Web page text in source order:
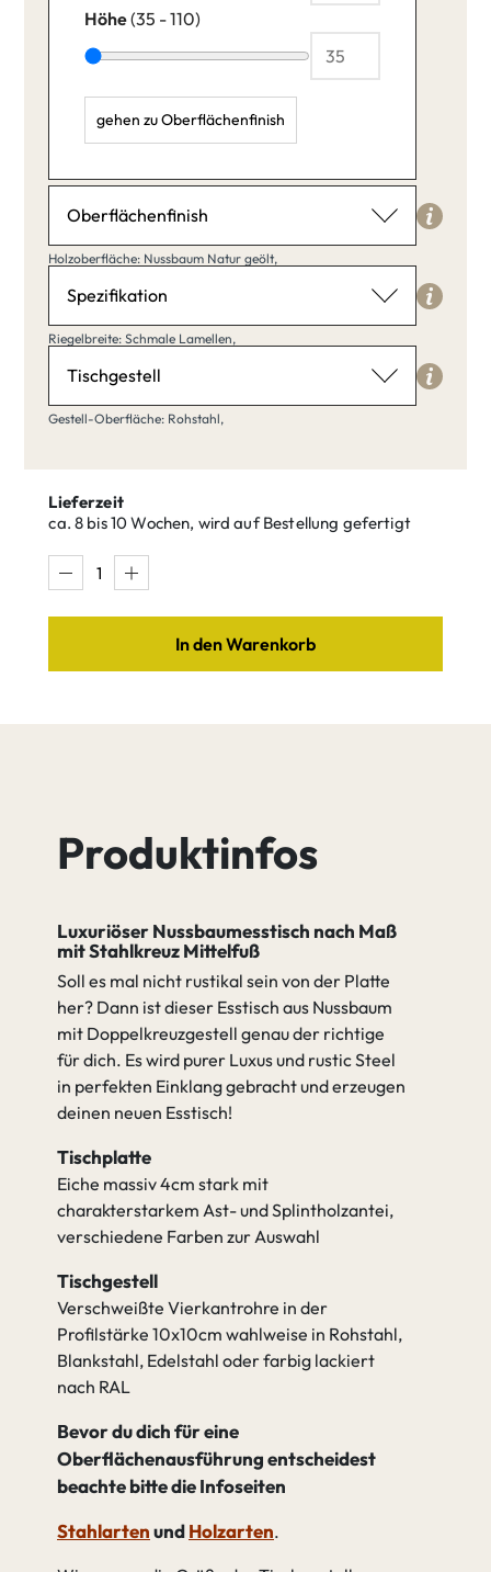
Höhe(35 - 110)
gehen zu Oberflächenfinish
Oberflächenfinish
Holzoberfläche
Nussbaum Natur geölt
Nussbaum
Natur geölt
Nussbaum
klar matt
Amara
Nussbaum
Nussbaum
Nussbaum
Umber
Nussbaum
weiß
gehen zu Spezifikation
Holzoberfläche: Nussbaum Natur geölt,
Spezifikation
Riegelbreite
Schmale Lamellen
Lamellen
Riegelbreite: Schmale Lamellen,
Tischgestell
Gestell-Oberfläche
Rohstahl
Pulver
Gestell-Oberfläche: Rohstahl,
Lieferzeit
ca. 8 bis 10 Wochen, wird auf Bestellung gefertigt
In den Warenkorb
Produktinfos
Luxuriöser Nussbaumesstisch nach Maß
mit Stahlkreuz Mittelfuß
Soll es mal nicht rustikal sein von der Platte
her? Dann ist dieser Esstisch aus Nussbaum
mit Doppelkreuzgestell genau der richtige
für dich. Es wird purer Luxus und rustic Steel
in perfekten Einklang gebracht und erzeugen
deinen neuen Esstisch!
Tischplatte
Eiche massiv 4cm stark mit
charakterstarkem Ast- und Splintholzantei,
verschiedene Farben zur Auswahl
Tischgestell
Verschweißte Vierkantrohre in der
Profilstärke 10x10cm wahlweise in Rohstahl,
Blankstahl, Edelstahl oder farbig lackiert
nach RAL
Bevor du dich für eine
Oberflächenausführung entscheidest
beachte bitte die Infoseiten
StahlartenundHolzarten